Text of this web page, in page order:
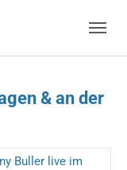
& an der
Buller live im